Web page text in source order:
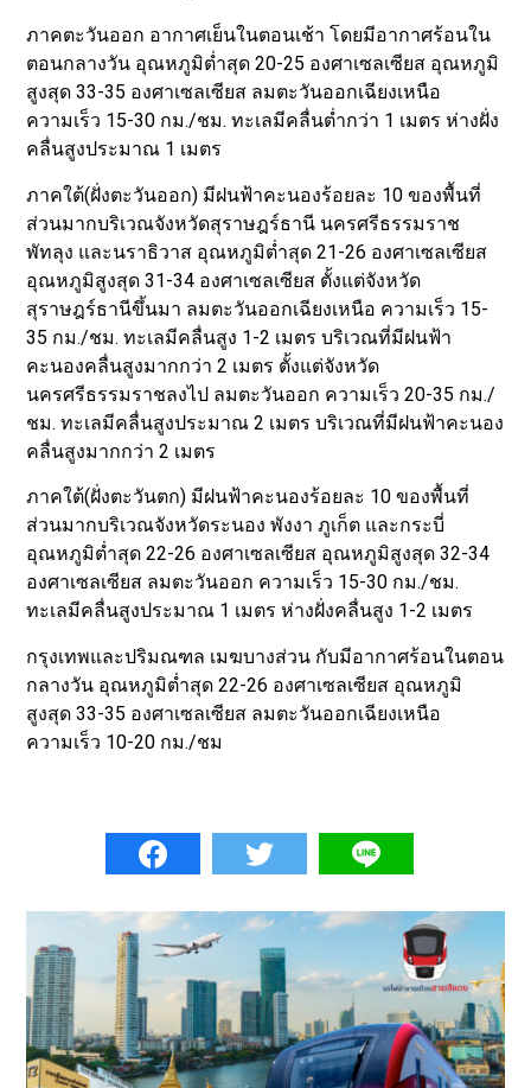
ภาคตะวันออก อากาศเย็นในตอนเช้า โดยมีอากาศร้อนใน
ตอนกลางวัน อุณหภูมิต่ำสุด 20-25 องศาเซลเซียส อุณหภูมิ
สูงสุด 33-35 องศาเซลเซียส ลมตะวันออกเฉียงเหนือ
ความเร็ว 15-30 กม./ชม. ทะเลมีคลื่นต่ำกว่า 1 เมตร ห่างฝั่ง
คลื่นสูงประมาณ 1 เมตร
ภาคใต้(ฝั่งตะวันออก) มีฝนฟ้าคะนองร้อยละ 10 ของพื้นที่
ส่วนมากบริเวณจังหวัดสุราษฎร์ธานี นครศรีธรรมราช
พัทลุง และนราธิวาส อุณหภูมิต่ำสุด 21-26 องศาเซลเซียส
อุณหภูมิสูงสุด 31-34 องศาเซลเซียส ตั้งแต่จังหวัด
สุราษฎร์ธานีขึ้นมา ลมตะวันออกเฉียงเหนือ ความเร็ว 15-
35 กม./ชม. ทะเลมีคลื่นสูง 1-2 เมตร บริเวณที่มีฝนฟ้า
คะนองคลื่นสูงมากกว่า 2 เมตร ตั้งแต่จังหวัด
นครศรีธรรมราชลงไป ลมตะวันออก ความเร็ว 20-35 กม./
ชม. ทะเลมีคลื่นสูงประมาณ 2 เมตร บริเวณที่มีฝนฟ้าคะนอง
คลื่นสูงมากกว่า 2 เมตร
ภาคใต้(ฝั่งตะวันตก) มีฝนฟ้าคะนองร้อยละ 10 ของพื้นที่
ส่วนมากบริเวณจังหวัดระนอง พังงา ภูเก็ต และกระบี่
อุณหภูมิต่ำสุด 22-26 องศาเซลเซียส อุณหภูมิสูงสุด 32-34
องศาเซลเซียส ลมตะวันออก ความเร็ว 15-30 กม./ชม.
ทะเลมีคลื่นสูงประมาณ 1 เมตร ห่างฝั่งคลื่นสูง 1-2 เมตร
กรุงเทพและปริมณฑล เมฆบางส่วน กับมีอากาศร้อนในตอน
กลางวัน อุณหภูมิต่ำสุด 22-26 องศาเซลเซียส อุณหภูมิ
สูงสุด 33-35 องศาเซลเซียส ลมตะวันออกเฉียงเหนือ
ความเร็ว 10-20 กม./ชม